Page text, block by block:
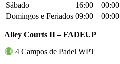
Sábado
16:00 – 00:00
Domingos e Feriados 09:00 – 00:00
Alley Courts II – FADEUP
4 Campos de Padel WPT